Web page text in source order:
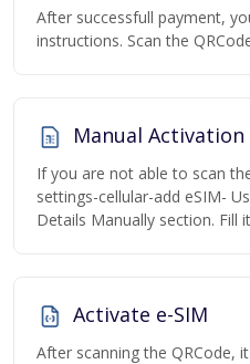
After successfull payment,
instructions. Scan the
Manual Activation
If you are not able to scan
settings-cellular-add eSIM-
Details Manually section. Fill
Activate e-SIM
After scanning the QRCode,